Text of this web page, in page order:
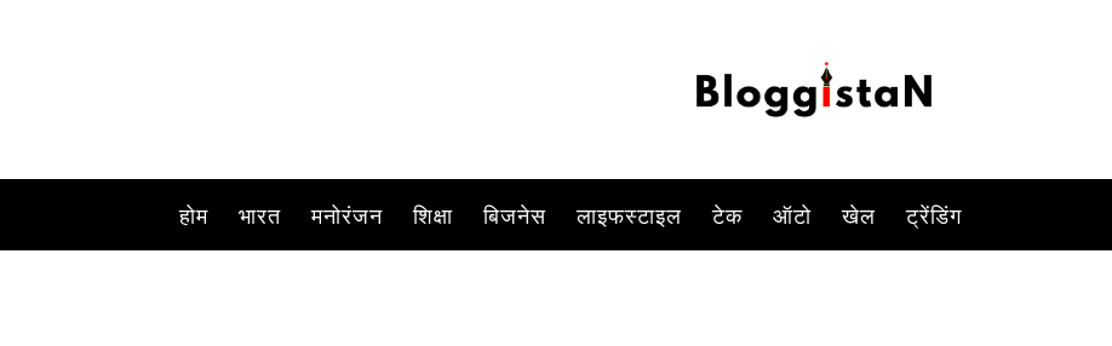
होम भारत मनोरंजन शिक्षा बिजनेस लाइफस्टाइल टेक ऑटो खेल ट्रेंडिंग